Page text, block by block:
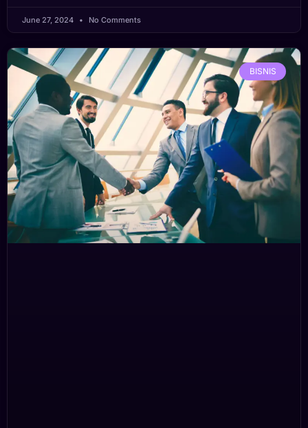
June 27, 2024 No Comments
BISNIS